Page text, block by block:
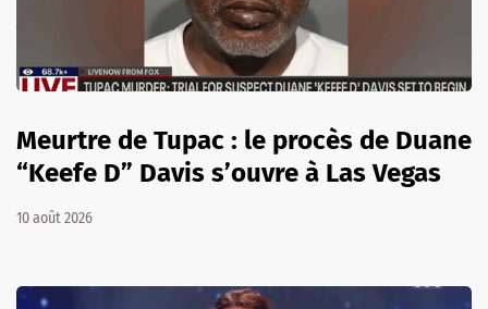
Meurtre de Tupac : le procès de Duane
“Keefe D” Davis s’ouvre à Las Vegas
10 août 2026